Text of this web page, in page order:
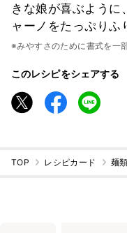
きな娘が喜ぶように
ャーノをたっぷりふ
※みやすさのために書式を一
このレシピをシェアする
TOP レシピカード 麺類